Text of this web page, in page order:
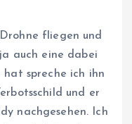
fliegen und
auch eine dabei
hat spreche ich ihn
und er
nachgesehen. Ich